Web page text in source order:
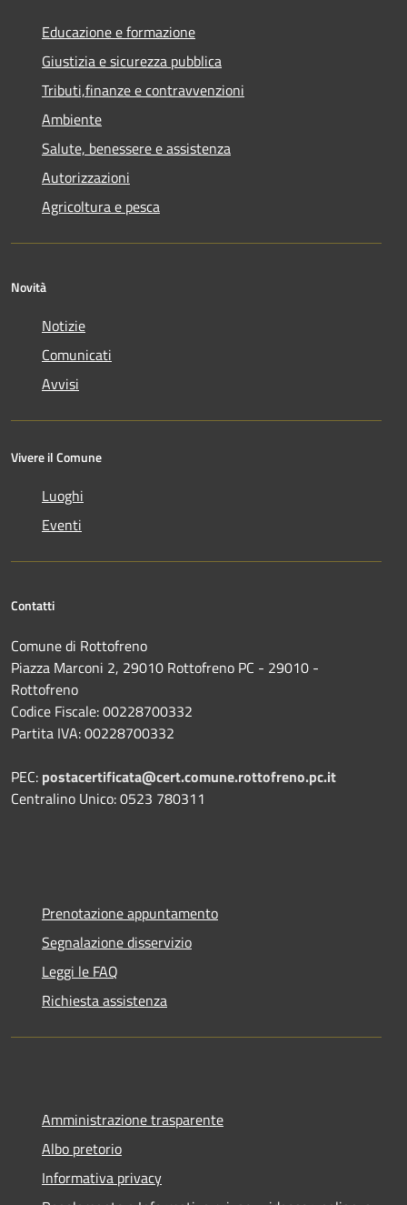
Educazione e formazione
Giustizia e sicurezza pubblica
Tributi,finanze e contravvenzioni
Ambiente
Salute, benessere e assistenza
Autorizzazioni
Agricoltura e pesca
Novità
Notizie
Comunicati
Avvisi
Vivere il Comune
Luoghi
Eventi
Contatti
Comune di Rottofreno
Piazza Marconi 2, 29010 Rottofreno PC - 29010 -
Rottofreno
Codice Fiscale: 00228700332
Partita IVA: 00228700332
PEC: postacertificata@cert.comune.rottofreno.pc.it
Centralino Unico: 0523 780311
Prenotazione appuntamento
Segnalazione disservizio
Leggi le FAQ
Richiesta assistenza
Amministrazione trasparente
Albo pretorio
Informativa privacy